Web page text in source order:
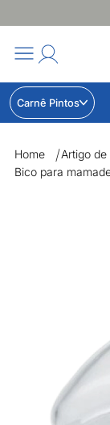
Carnê Pintos
Home Artigo de
Bico para